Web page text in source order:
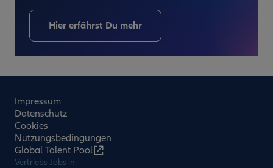
Hier erfährst Du mehr
Impressum
Datenschutz
Cookies
Nutzungsbedingungen
Global Talent Pool
Vertriebs-Jobs in: